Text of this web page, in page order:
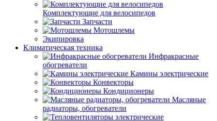
Комплектующие для велосипедов
Запчасти
Мотошлемы
Экипировка
Климатическая техника
Инфракрасные
обогреватели
Камины электрические
Конвекторы
Кондиционеры
Масляные
радиаторы, обогреватели